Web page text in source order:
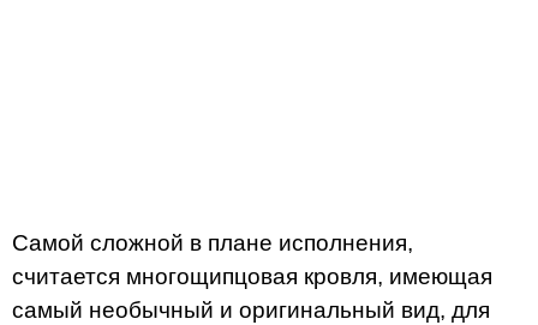
Самой сложной в плане исполнения,
считается многощипцовая кровля, имеющая
самый необычный и оригинальный вид, для